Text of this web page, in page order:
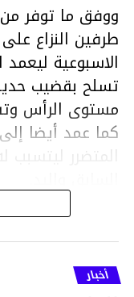
ووفق ما توفر
طرفين النزاع
الاسبوعية
تسلح بقضيب
مستوى الرأس
كما عمد أيضا
المتضرر
هذا وقد تمكن
هلال في توقيت
والقبض عليه
ما نُسبه إليه.
أخبار